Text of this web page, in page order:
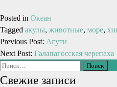
Posted in Океан
Tagged акулы, животные, море,
Previous Post: Агути
Next Post: Галапагосская черепаха
Свежие записи